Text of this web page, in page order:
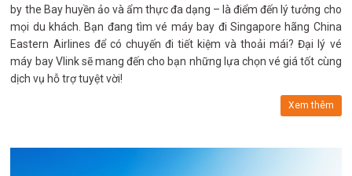
by the Bay huyền ảo và ẩm thực đa dạng – là điểm đến lý tưởng cho
mọi du khách. Bạn đang tìm vé máy bay đi Singapore hãng China
Eastern Airlines để có chuyến đi tiết kiệm và thoải mái? Đại lý vé
máy bay Vlink sẽ mang đến cho bạn những lựa chọn vé giá tốt cùng
dịch vụ hỗ trợ tuyệt vời!
Xem thêm